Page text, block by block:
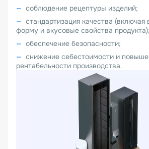
соблюдение рецептуры изделий;
стандартизация качества
форму и вкусовые свойства продукта);
обеспечение безопасности;
снижение себестоимости и
рентабельности производства.